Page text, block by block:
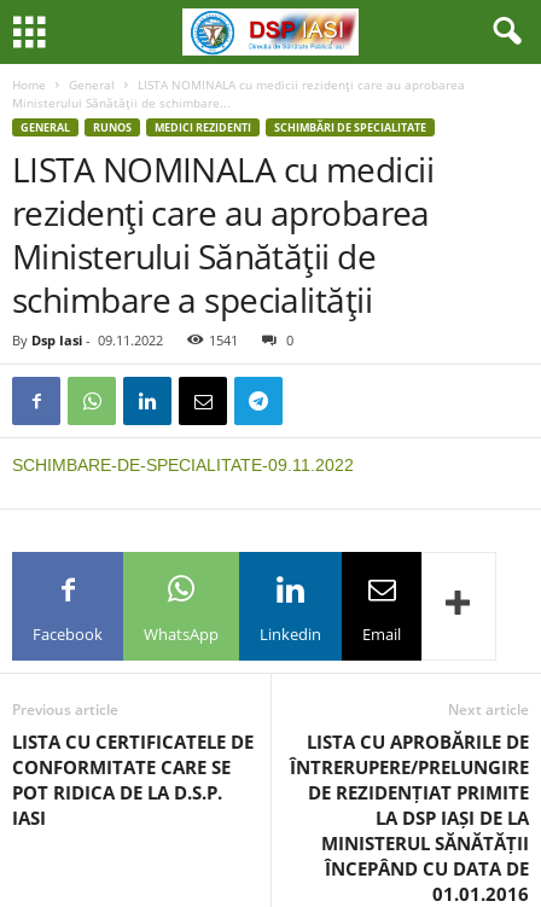
Home General
LISTA NOMINALA cu medicii rezidenţi care au aprobarea
Ministerului Sănătăţii de schimbare...
GENERAL RUNOS MEDICI REZIDENTI SCHIMBĂRI DE SPECIALITATE
LISTA NOMINALA cu medicii
rezidenţi care au aprobarea
Ministerului Sănătăţii de
schimbare a specialităţii
By Dsp Iasi - 09.11.2022 1541 0
SCHIMBARE-DE-SPECIALITATE-09.11.2022
Facebook WhatsApp Linkedin Email
Previous article
LISTA CU CERTIFICATELE DE
CONFORMITATE CARE SE
POT RIDICA DE LA D.S.P.
IASI
Next article
LISTA CU APROBĂRILE DE
ÎNTRERUPERE/PRELUNGIRE
DE REZIDENȚIAT PRIMITE
LA DSP IAȘI DE LA
MINISTERUL SĂNĂTĂȚII
ÎNCEPÂND CU DATA DE
01.01.2016